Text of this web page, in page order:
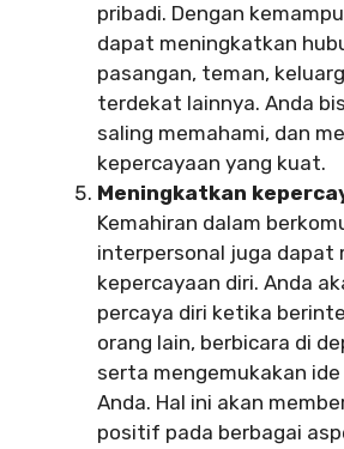
pribadi. Dengan
dapat meningkatkan
pasangan, teman,
terdekat lainnya. Anda
saling memahami, dan
kepercayaan yang kuat.
Meningkatkan
Kemahiran dalam
interpersonal juga dapat
kepercayaan diri. Anda
percaya diri ketika
orang lain, berbicara di
serta mengemukakan
Anda. Hal ini akan
positif pada berbagai